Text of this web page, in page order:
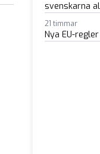
svenskarna
21 timmar
Nya EU-